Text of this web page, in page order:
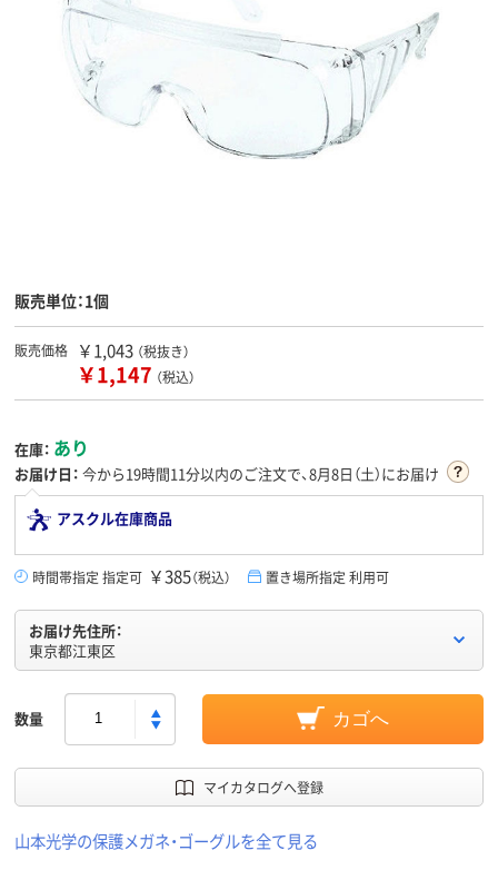
販売単位：1個
販売価格 ￥1,043 （税抜き）
￥1,147 （税込）
在庫： あり
お届け日： 今から19時間11分以内のご注文で、8月8日（土）にお届け
アスクル在庫商品
時間帯指定 指定可 ￥385（税込） 置き場所指定 利用可
お届け先住所：
東京都江東区
数量 カゴへ
マイカタログへ登録
山本光学の保護メガネ・ゴーグルを全て見る